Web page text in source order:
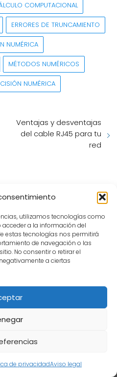
utilizamos tecnologías como
a la información del
estas tecnologías nos permitirá
de navegación o las
No consentir o retirar el
a ciertas
de privacidadAviso legal
COMPUTACIONAL
ERRORES DE TRUNCAMIENTO
NUMÉRICA
MÉTODOS NUMÉRICOS
NUMÉRICA
Ventajas y desventajas
del cable RJ45 para tu
red
administración
debes conocer